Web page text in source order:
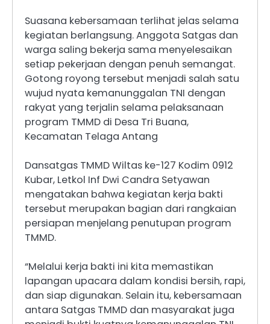
Suasana kebersamaan terlihat jelas selama
kegiatan berlangsung. Anggota Satgas dan
warga saling bekerja sama menyelesaikan
setiap pekerjaan dengan penuh semangat.
Gotong royong tersebut menjadi salah satu
wujud nyata kemanunggalan TNI dengan
rakyat yang terjalin selama pelaksanaan
program TMMD di Desa Tri Buana,
Kecamatan Telaga Antang
Dansatgas TMMD Wiltas ke-127 Kodim 0912
Kubar, Letkol Inf Dwi Candra Setyawan
mengatakan bahwa kegiatan kerja bakti
tersebut merupakan bagian dari rangkaian
persiapan menjelang penutupan program
TMMD.
“Melalui kerja bakti ini kita memastikan
lapangan upacara dalam kondisi bersih, rapi,
dan siap digunakan. Selain itu, kebersamaan
antara Satgas TMMD dan masyarakat juga